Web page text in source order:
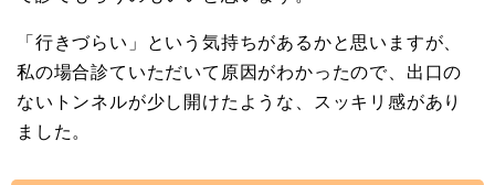
「行きづらい」という気持ちがあるかと思いますが、
私の場合診ていただいて原因がわかったので、出口の
ないトンネルが少し開けたような、スッキリ感があり
ました。